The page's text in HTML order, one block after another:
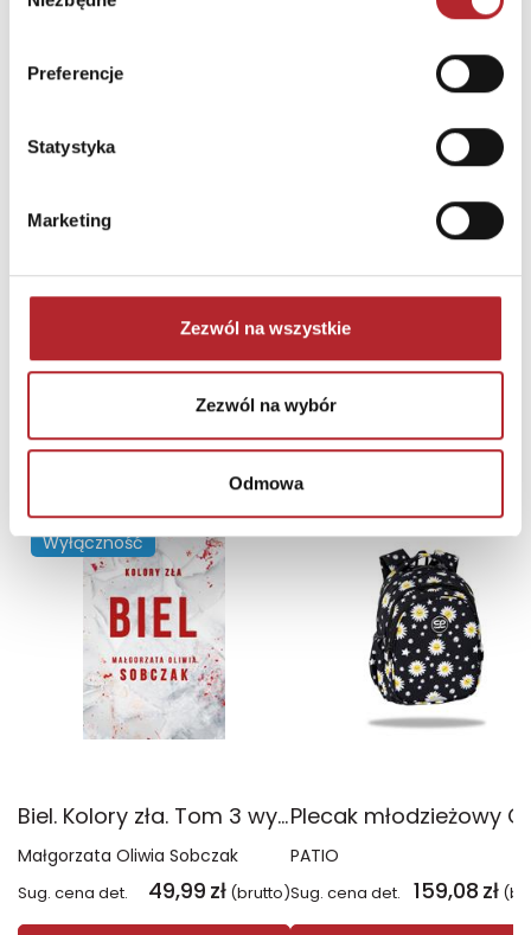
Preferencje
Statystyka
Marketing
Zezwól na wszystkie
Zezwól na wybór
Odmowa
NAJCZĘŚCIEJ KUPOWANE zobacz więcej
TOP 100
Wyłączność
Biel. Kolory zła. Tom 3 wyd. 2025
Małgorzata Oliwia Sobczak
Sug. cena det. 49,99 zł (brutto)
TOP 100
PATIO
Sug. cena det. 159,08 zł